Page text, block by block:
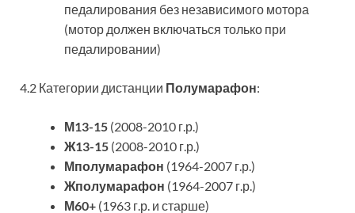
педалирования без независимого мотора
(мотор должен включаться только при
педалировании)
4.2 Категории дистанции Полумарафон:
М13-15 (2008-2010 г.р.)
Ж13-15 (2008-2010 г.р.)
Мполумарафон (1964-2007 г.р.)
Жполумарафон (1964-2007 г.р.)
М60+ (1963 г.р. и старше)